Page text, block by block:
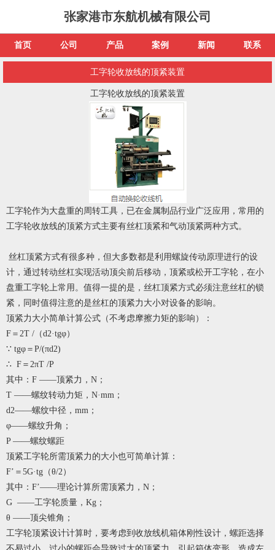
张家港市东航机械有限公司
首页 公司 产品 案例 新闻 联系
工字轮收放线的顶紧装置
工字轮收放线的顶紧装置
工字轮作为大盘重的周转工具，已在金属制品行业广泛应用，常用的
工字轮收放线的顶紧方式主要有丝杠顶紧和气动顶紧两种方式。
丝杠顶紧方式有很多种，但大多数都是利用螺旋传动原理进行的设
计，通过转动丝杠实现活动顶尖前后移动，顶紧或松开工字轮，在小
盘重工字轮上常用。值得一提的是，丝杠顶紧方式必须注意丝杠的锁
紧，同时值得注意的是丝杠的顶紧力大小对设备的影响。
顶紧力大小简单计算公式（不考虑摩擦力矩的影响）：
F＝2T /（d2·tgφ）
∵ tgφ＝P/(πd2)
∴ F＝2πT /P
其中：F ——顶紧力，N；
T ——螺纹转动力矩，N·mm；
d2——螺纹中径，mm；
φ——螺纹升角；
P ——螺纹螺距
顶紧工字轮所需顶紧力的大小也可简单计算：
F’＝5G·tg（θ/2）
其中：F’——理论计算所需顶紧力，N；
G ——工字轮质量，Kg；
θ ——顶尖锥角；
工字轮顶紧设计计算时，要考虑到收放线机箱体刚性设计，螺距选择